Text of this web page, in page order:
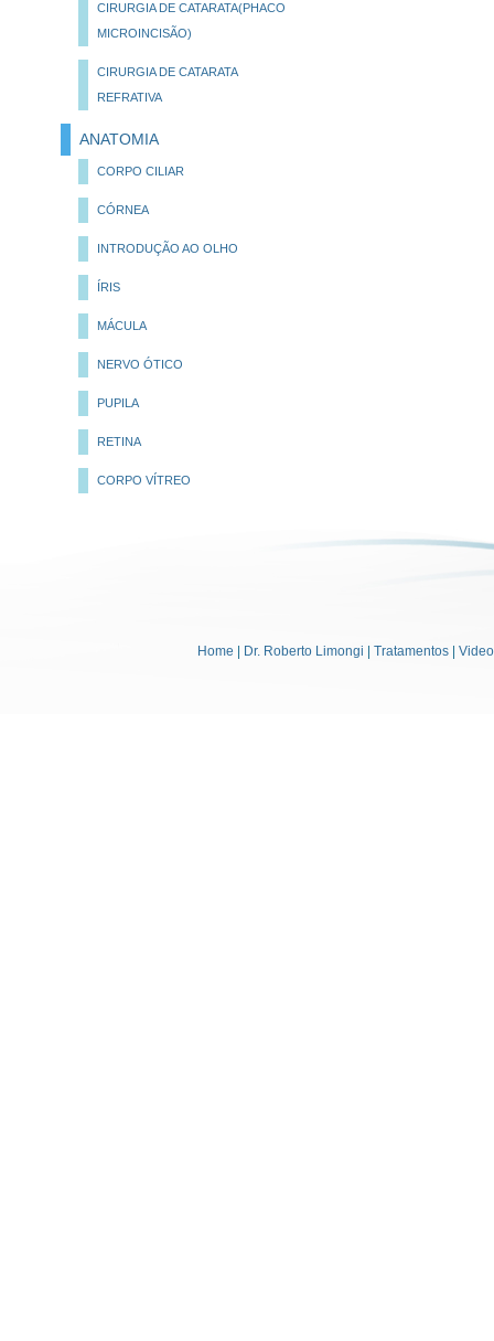
CIRURGIA DE CATARATA(PHACO
MICROINCISÃO)
CIRURGIA DE CATARATA
REFRATIVA
ANATOMIA
CORPO CILIAR
CÓRNEA
INTRODUÇÃO AO OLHO
ÍRIS
MÁCULA
NERVO ÓTICO
PUPILA
RETINA
CORPO VÍTREO
Home Dr. Roberto Limongi Tratamentos